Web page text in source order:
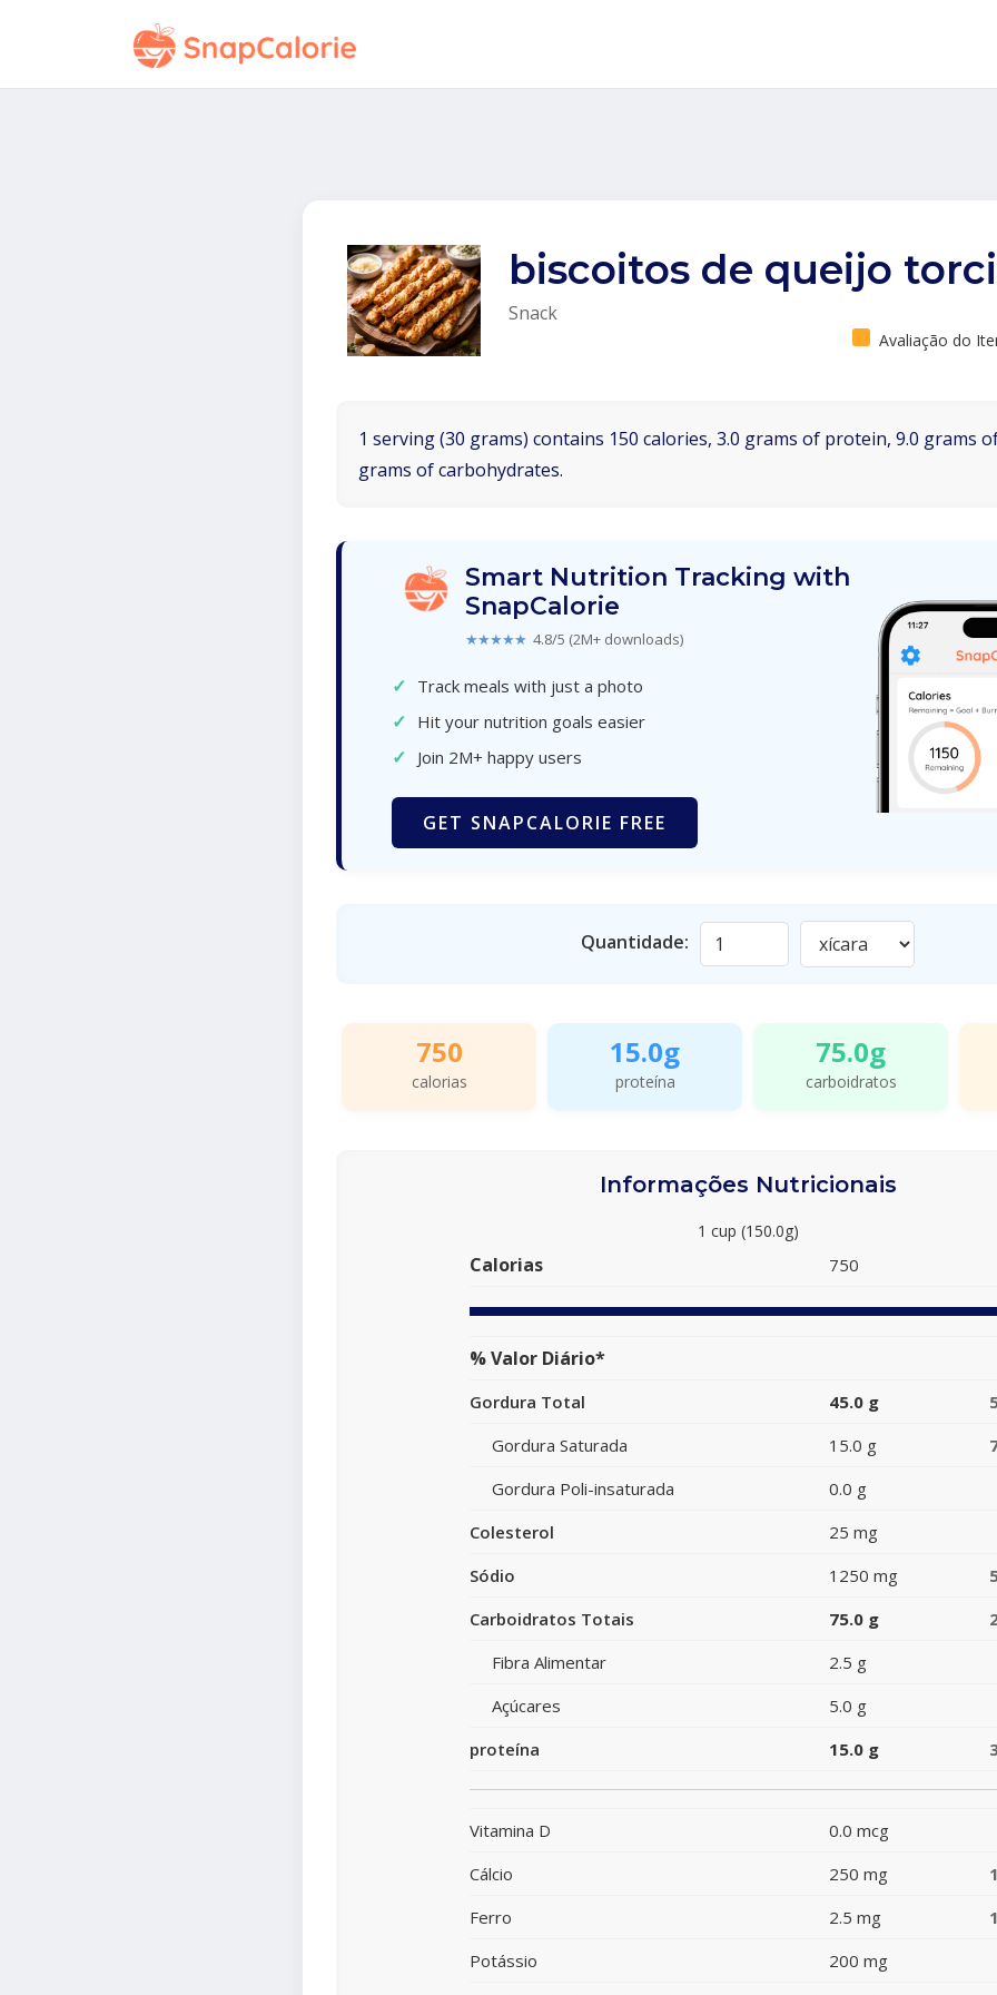
biscoitos de queijo
Snack
Avaliação do
1 serving (30 grams) contains 150 calories, 3.0 grams of protein, 9.0 grams
grams of carbohydrates.
Smart Nutrition Tracking with
SnapCalorie
★★★★★ 4.8/5 (2M+ downloads)
✓ Track meals with just a photo
✓ Hit your nutrition goals easier
✓ Join 2M+ happy users
GET SNAPCALORIE FREE
Quantidade:
750
calorias
15.0g
proteína
75.0g
carboidratos
Informações Nutricionais
1 cup (150.0g)
Calorias 750
% Valor Diário*
Gordura Total 45.0 g
Gordura Saturada
15.0 g
Gordura Poli-insaturada
0.0 g
Colesterol
25 mg
Sódio
1250 mg
Carboidratos Totais
75.0 g
Fibra Alimentar
2.5 g
Açúcares
5.0 g
proteína
15.0 g
Vitamina D
0.0 mcg
Cálcio
250 mg
Ferro
2.5 mg
Potássio
200 mg